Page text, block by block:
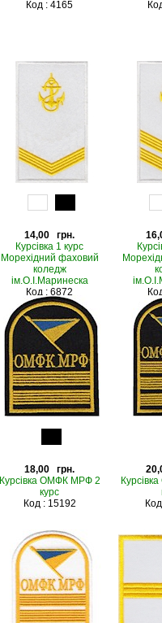
Код : 4165
14,00 грн.
Курсівка 1 курс
Морехідний фаховий
коледж
ім.О.І.Маринеска
Код : 6872
18,00 грн.
Курсівка ОМФК МРФ 2
курс
Код : 15192